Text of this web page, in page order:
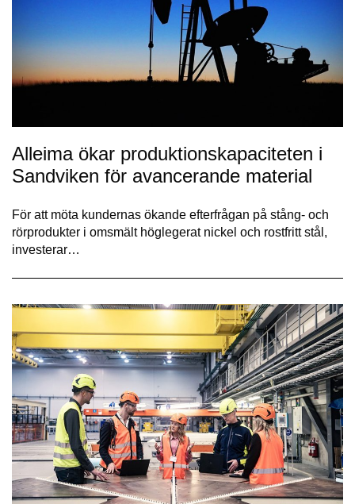
Alleima ökar produktionskapaciteten i
Sandviken för avancerande material
För att möta kundernas ökande efterfrågan på stång- och
rörprodukter i omsmält höglegerat nickel och rostfritt stål,
investerar…